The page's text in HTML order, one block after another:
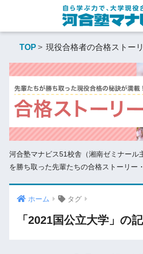
TOP 現役合格者の合格ストー
河合塾マナビス51校舎（湘南ゼミナール
を勝ち取った先輩たちの合格ストーリー
ホーム タグ
「2021国公立大学」の